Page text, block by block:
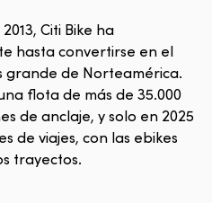
Citi Bike ha
hasta convertirse en el
grande de Norteamérica.
flota de más de 35.000
de anclaje, y solo en 2025
de viajes, con las ebikes
trayectos.